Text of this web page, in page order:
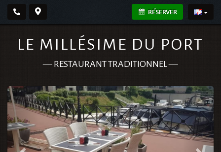
RÉSERVER
LE MILLÉSIME DU PORT
— RESTAURANT TRADITIONNEL—